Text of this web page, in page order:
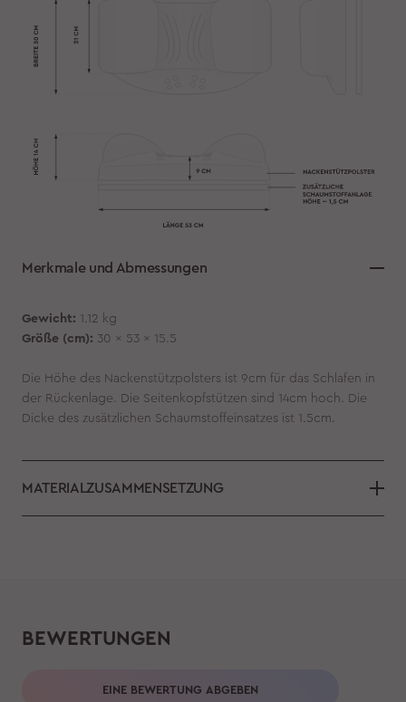
Merkmale und Abmessungen
Gewicht: 1.12 kg
Größe (cm): 30 x 53 x 15.5
Die Höhe des Nackenstützpolsters ist 9cm für das Schlafen in
der Rückenlage. Die Seitenkopfstützen sind 14cm hoch. Die
Dicke des zusätzlichen Schaumstoffeinsatzes ist 1.5cm.
MATERIALZUSAMMENSETZUNG
BEWERTUNGEN
EINE BEWERTUNG ABGEBEN